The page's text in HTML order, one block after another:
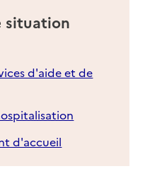
situation
d'aide et de
d'accueil